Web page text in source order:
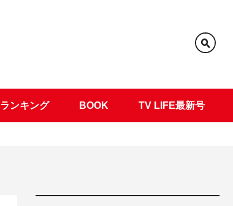
ランキング BOOK TV LIFE最新号